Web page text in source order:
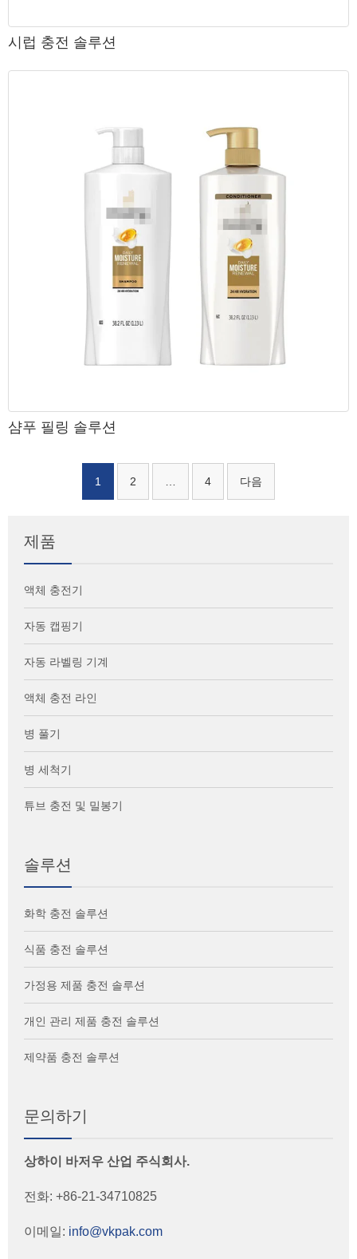
시럽 충전 솔루션
샴푸 필링 솔루션
1 2 4 다음
제품
액체 충전기
자동 캡핑기
자동 라벨링 기계
액체 충전 라인
병 풀기
병 세척기
튜브 충전 및 밀봉기
솔루션
화학 충전 솔루션
식품 충전 솔루션
가정용 제품 충전 솔루션
개인 관리 제품 충전 솔루션
제약품 충전 솔루션
문의하기
상하이 바저우 산업 주식회사.
전화: +86-21-34710825
이메일: info@vkpak.com